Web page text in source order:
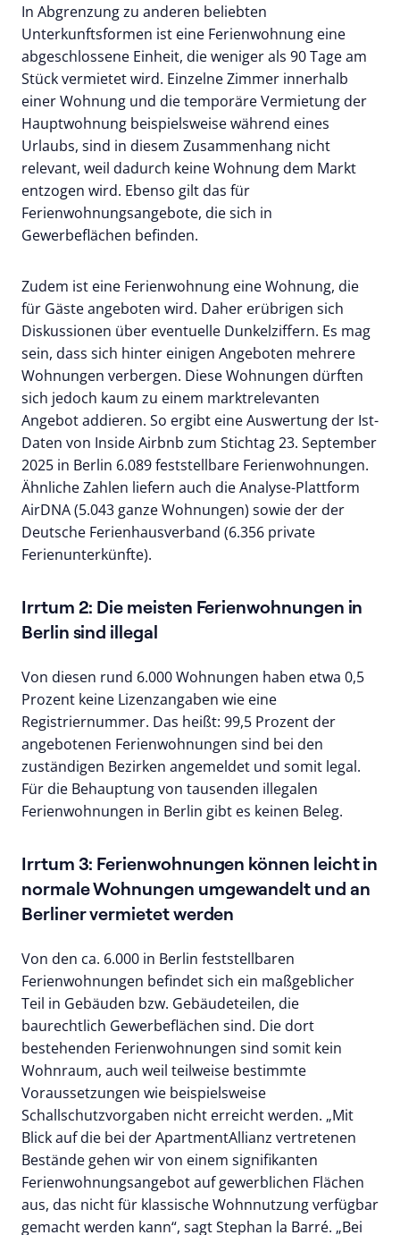
In Abgrenzung zu anderen beliebten
Unterkunftsformen ist eine Ferienwohnung eine
abgeschlossene Einheit, die weniger als 90 Tage am
Stück vermietet wird. Einzelne Zimmer innerhalb
einer Wohnung und die temporäre Vermietung der
Hauptwohnung beispielsweise während eines
Urlaubs, sind in diesem Zusammenhang nicht
relevant, weil dadurch keine Wohnung dem Markt
entzogen wird. Ebenso gilt das für
Ferienwohnungsangebote, die sich in
Gewerbeflächen befinden.
Zudem ist eine Ferienwohnung eine Wohnung, die
für Gäste angeboten wird. Daher erübrigen sich
Diskussionen über eventuelle Dunkelziffern. Es mag
sein, dass sich hinter einigen Angeboten mehrere
Wohnungen verbergen. Diese Wohnungen dürften
sich jedoch kaum zu einem marktrelevanten
Angebot addieren. So ergibt eine Auswertung der Ist-
Daten von Inside Airbnb zum Stichtag 23. September
2025 in Berlin 6.089 feststellbare Ferienwohnungen.
Ähnliche Zahlen liefern auch die Analyse-Plattform
AirDNA (5.043 ganze Wohnungen) sowie der der
Deutsche Ferienhausverband (6.356 private
Ferienunterkünfte).
Irrtum 2: Die meisten Ferienwohnungen in
Berlin sind illegal
Von diesen rund 6.000 Wohnungen haben etwa 0,5
Prozent keine Lizenzangaben wie eine
Registriernummer. Das heißt: 99,5 Prozent der
angebotenen Ferienwohnungen sind bei den
zuständigen Bezirken angemeldet und somit legal.
Für die Behauptung von tausenden illegalen
Ferienwohnungen in Berlin gibt es keinen Beleg.
Irrtum 3: Ferienwohnungen können leicht in
normale Wohnungen umgewandelt und an
Berliner vermietet werden
Von den ca. 6.000 in Berlin feststellbaren
Ferienwohnungen befindet sich ein maßgeblicher
Teil in Gebäuden bzw. Gebäudeteilen, die
baurechtlich Gewerbeflächen sind. Die dort
bestehenden Ferienwohnungen sind somit kein
Wohnraum, auch weil teilweise bestimmte
Voraussetzungen wie beispielsweise
Schallschutzvorgaben nicht erreicht werden. „Mit
Blick auf die bei der ApartmentAllianz vertretenen
Bestände gehen wir von einem signifikanten
Ferienwohnungsangebot auf gewerblichen Flächen
aus, das nicht für klassische Wohnnutzung verfügbar
gemacht werden kann“, sagt Stephan la Barré. „Bei